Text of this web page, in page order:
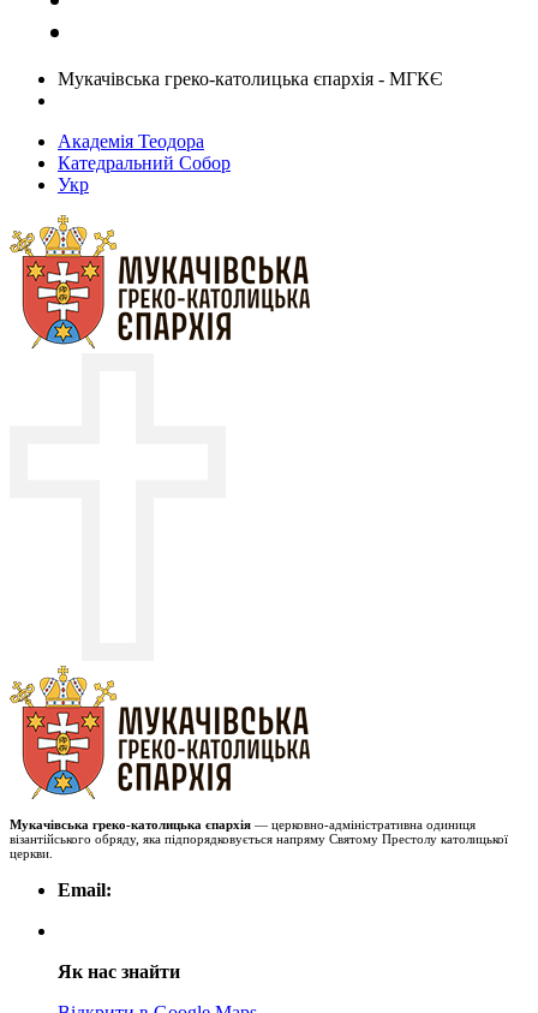
Мукачівська греко-католицька єпархія - МГКЄ
Академія Теодора
Катедральний Собор
Укр
Мукачівська греко-католицька єпархія — церковно-адміністративна одиниця
візантійського обряду, яка підпорядковується напряму Святому Престолу католицької
церкви.
Email:
Як нас знайти